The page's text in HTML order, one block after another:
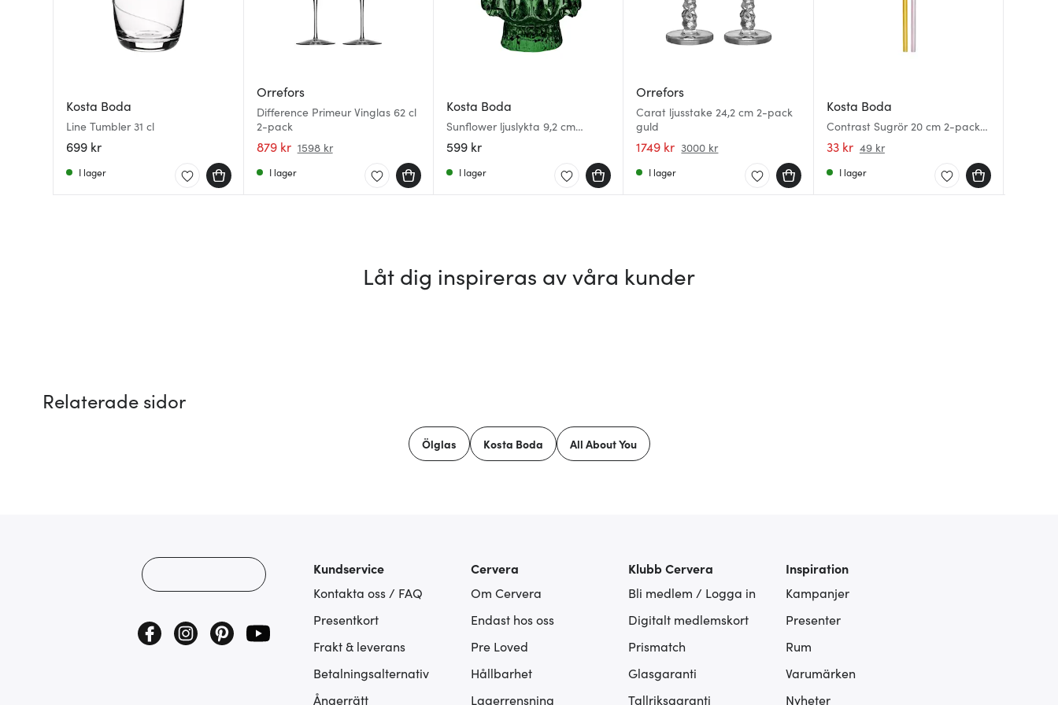
Kosta Boda
Line Tumbler 31 cl
699 kr
I lager
Orrefors
Difference Primeur Vinglas 62 cl
2-pack
879 kr 1598 kr
I lager
Kosta Boda
Sunflower ljuslykta 9,2 cm
emerald green
599 kr
I lager
Orrefors
Carat ljusstake 24,2 cm 2-pack
guld
1749 kr 3000 kr
I lager
Kosta Boda
Contrast Sugrör 20 cm 2-pack
Rosa/Gul
33 kr 49 kr
I lager
Låt dig inspireras av våra kunder
Relaterade sidor
Ölglas Kosta Boda All About You
Kundservice
Kontakta oss / FAQ
Presentkort
Frakt & leverans
Betalningsalternativ
Ångerrätt
Cervera
Om Cervera
Endast hos oss
Pre Loved
Hållbarhet
Lagerrensning
Klubb Cervera
Bli medlem / Logga in
Digitalt medlemskort
Prismatch
Glasgaranti
Tallriksgaranti
Inspiration
Kampanjer
Presenter
Rum
Varumärken
Nyheter